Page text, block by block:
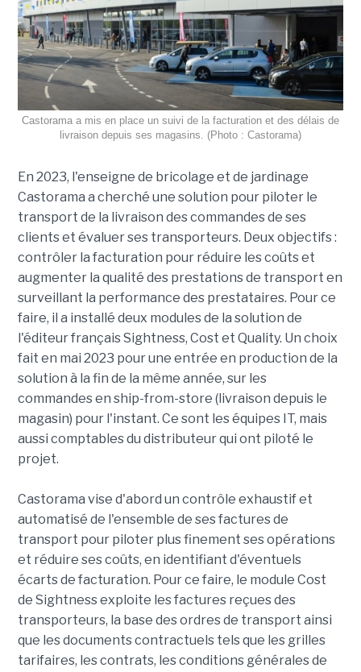
Castorama a mis en place un suivi de la facturation et des délais de
livraison depuis ses magasins. (Photo : Castorama)
En 2023, l'enseigne de bricolage et de jardinage
Castorama a cherché une solution pour piloter le
transport de la livraison des commandes de ses
clients et évaluer ses transporteurs. Deux objectifs :
contrôler la facturation pour réduire les coûts et
augmenter la qualité des prestations de transport en
surveillant la performance des prestataires. Pour ce
faire, il a installé deux modules de la solution de
l'éditeur français Sightness, Cost et Quality. Un choix
fait en mai 2023 pour une entrée en production de la
solution à la fin de la même année, sur les
commandes en ship-from-store (livraison depuis le
magasin) pour l'instant. Ce sont les équipes IT, mais
aussi comptables du distributeur qui ont piloté le
projet.
Castorama vise d'abord un contrôle exhaustif et
automatisé de l'ensemble de ses factures de
transport pour piloter plus finement ses opérations
et réduire ses coûts, en identifiant d'éventuels
écarts de facturation. Pour ce faire, le module Cost
de Sightness exploite les factures reçues des
transporteurs, la base des ordres de transport ainsi
que les documents contractuels tels que les grilles
tarifaires, les contrats, les conditions générales de